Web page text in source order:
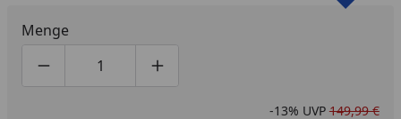
Menge
Produktmenge um eins verringern
Produktmenge manuell eingeben
Produktmenge um eins erhöhen
-13% UVP 149,99 €